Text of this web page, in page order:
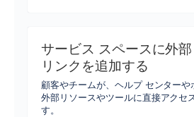
サービス スペースに外
リンクを追加する
顧客やチームが、ヘルプ センターや
外部リソースやツールに直接アクセ
す。